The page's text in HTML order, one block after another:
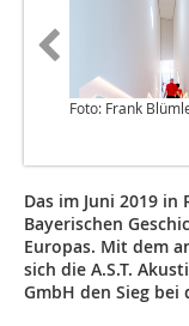
Foto: Frank
Das im Juni 2019
Bayerischen
Europas. Mit dem
sich die A.S.T.
GmbH den Sieg bei